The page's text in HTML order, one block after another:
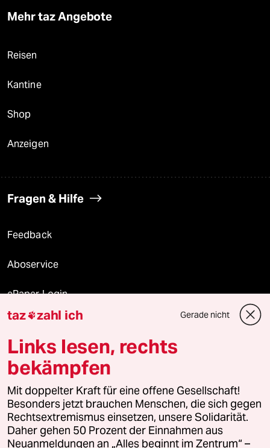
Mehr taz Angebote
Reisen
Kantine
Shop
Anzeigen
Fragen & Hilfe
Feedback
Aboservice
ePaper Login
Downloads für Abonnierende
© 2026 taz Verlags und Vertriebs GmbH
Alle Rechte vorbehalten. Bei rechtlichen Fragen oder für Genehmigungen
wenden Sie sich bitte an
lizenzen@taz.de
Feedback Redaktionsstatut Kommune-Richtlinien
taz zahl ich Gerade nicht
Links lesen, rechts
bekämpfen
Mit doppelter Kraft für eine offene Gesellschaft!
Besonders jetzt brauchen Menschen, die sich gegen
Rechtsextremismus einsetzen, unsere Solidarität.
Daher gehen 50 Prozent der Einnahmen aus
Neuanmeldungen an „Alles beginnt im Zentrum“ –